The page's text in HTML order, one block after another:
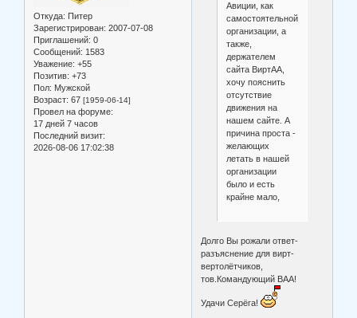
Откуда: Питер
Зарегистрирован: 2007-07-08
Приглашений: 0
Сообщений: 1583
Уважение: +55
Позитив: +73
Пол: Мужской
Возраст: 67 [1959-06-14]
Провел на форуме:
17 дней 7 часов
Последний визит:
2026-08-06 17:02:38
Авиции, как
самостоятельной
организации, а
также,
держателем
сайта ВиртАА,
хочу пояснить
отсутствие
движения на
нашем сайте. А
причина проста -
желающих
летать в нашей
организации
было и есть
крайне мало,
Долго Вы рожали ответ-
разъяснение для вирт-
вертолётчиков,
тов.Командующий ВАА!
Удачи Серёга!